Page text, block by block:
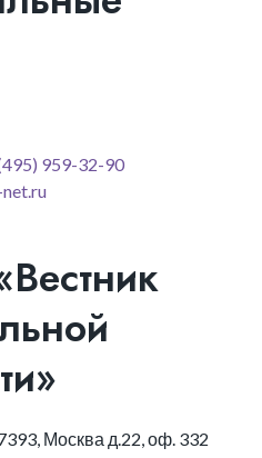
959-32-90
Москва д.22, оф. 332